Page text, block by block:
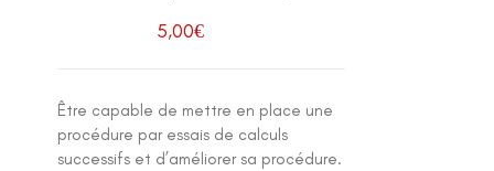
5,00€
Être capable de mettre en place une
procédure par essais de calculs
successifs et d’améliorer sa procédure.